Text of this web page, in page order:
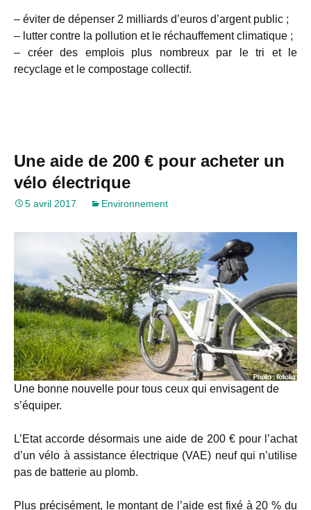
– éviter de dépenser 2 milliards d’euros d’argent public ;
– lutter contre la pollution et le réchauffement climatique ;
– créer des emplois plus nombreux par le tri et le
recyclage et le compostage collectif.
Une aide de 200 € pour acheter un
vélo électrique
5 avril 2017 Environnement
Une bonne nouvelle pour tous ceux qui envisagent de
s’équiper.
L’Etat accorde désormais une aide de 200 € pour l’achat
d’un vélo à assistance électrique (VAE) neuf qui n’utilise
pas de batterie au plomb.
Plus précisément, le montant de l’aide est fixé à 20 % du